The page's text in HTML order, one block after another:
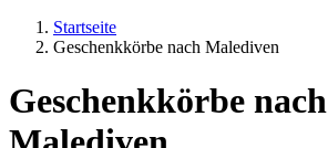
Startseite
Geschenkkörbe nach Malediven
Geschenkkörbe nach